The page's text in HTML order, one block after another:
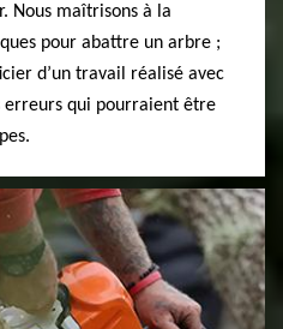
Nous maîtrisons à la
pour abattre un arbre ;
d’un travail réalisé avec
erreurs qui pourraient être